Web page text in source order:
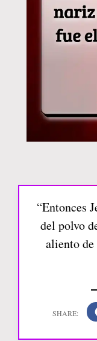
“Entonces
del polvo
aliento